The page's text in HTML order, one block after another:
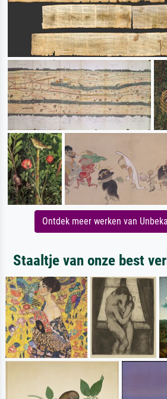
Ontdek meer werken van
Staaltje van onze best